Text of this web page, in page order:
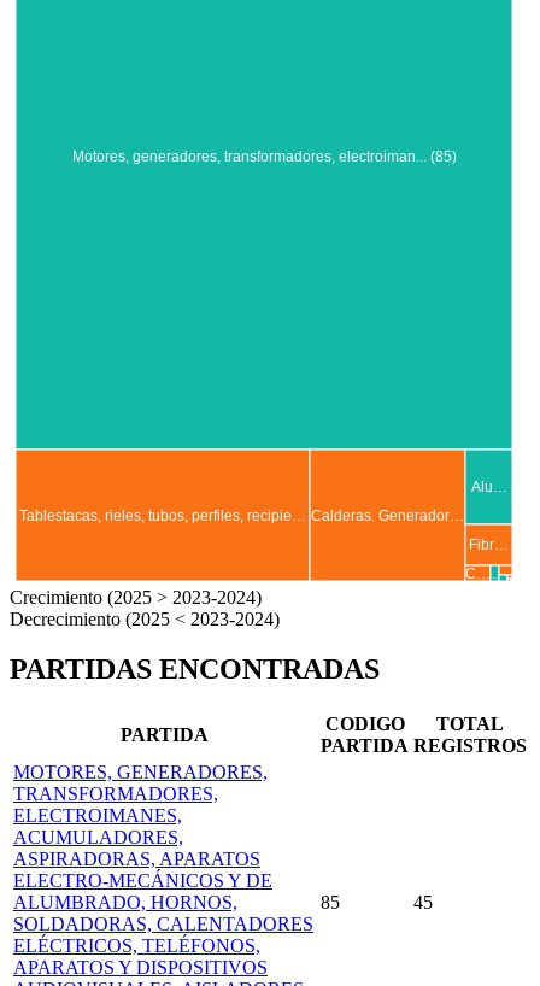
Motores, generadores, transformadores, electroiman... (85)
Tablestacas, rieles, tubos, perfiles, recipie… Calderas. Generador…
Alu…
Fibr…
C…
..
....
Crecimiento (2025 > 2023-2024)
Decrecimiento (2025 < 2023-2024)
PARTIDAS ENCONTRADAS
PARTIDA
CODIGO
PARTIDA
TOTAL
REGISTROS
MOTORES, GENERADORES,
TRANSFORMADORES,
ELECTROIMANES,
ACUMULADORES,
ASPIRADORAS, APARATOS
ELECTRO-MECÁNICOS Y DE
ALUMBRADO, HORNOS,
SOLDADORAS, CALENTADORES
ELÉCTRICOS, TELÉFONOS,
APARATOS Y DISPOSITIVOS
85 45